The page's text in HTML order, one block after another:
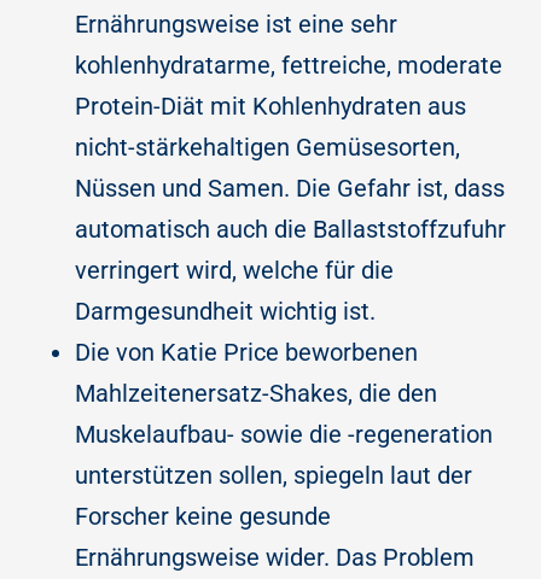
Ernährungsweise ist eine sehr
kohlenhydratarme, fettreiche, moderate
Protein-Diät mit Kohlenhydraten aus
nicht-stärkehaltigen Gemüsesorten,
Nüssen und Samen. Die Gefahr ist, dass
automatisch auch die Ballaststoffzufuhr
verringert wird, welche für die
Darmgesundheit wichtig ist.
Die von Katie Price beworbenen
Mahlzeitenersatz-Shakes, die den
Muskelaufbau- sowie die -regeneration
unterstützen sollen, spiegeln laut der
Forscher keine gesunde
Ernährungsweise wider. Das Problem